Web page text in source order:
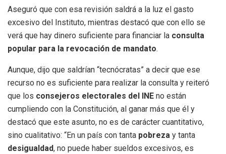
Aseguró que con esa revisión saldrá a la luz el gasto
excesivo del Instituto, mientras destacó que con ello se
verá que hay dinero suficiente para financiar la consulta
popular para la revocación de mandato.
Aunque, dijo que saldrían “tecnócratas” a decir que ese
recurso no es suficiente para realizar la consulta y reiteró
que los consejeros electorales del INE no están
cumpliendo con la Constitución, al ganar más que él y
destacó que este asunto, no es de carácter cuantitativo,
sino cualitativo: “En un país con tanta pobreza y tanta
desigualdad, no puede haber sueldos excesivos, es